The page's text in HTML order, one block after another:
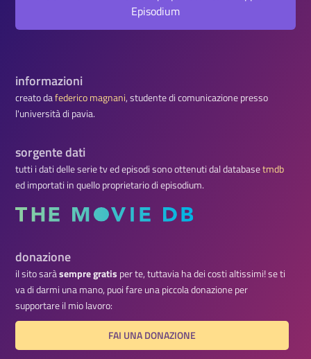
Episodium
informazioni
creato dafederico magnani, studente di comunicazione presso
l'università di pavia.
sorgente dati
tutti i dati delle serie tv ed episodi sono ottenuti dal databasetmdb
ed importati in quello proprietario di episodium.
donazione
il sito saràsempre gratis per te, tuttavia ha dei costi altissimi! se ti
va di darmi una mano, puoi fare una piccola donazione per
supportare il mio lavoro:
FAI UNA DONAZIONE